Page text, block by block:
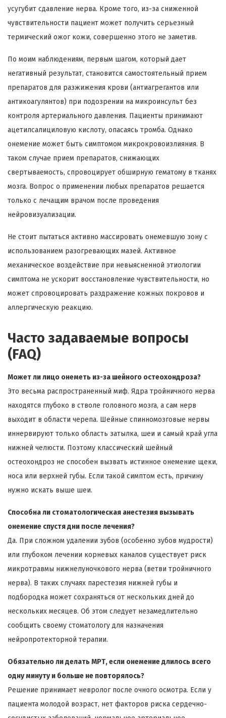
усугубит сдавление нерва. Кроме того, из-за сниженной
чувствительности пациент может получить серьезный
термический ожог кожи, совершенно этого не заметив.
По моим наблюдениям, первым шагом, который дает
негативный результат, становится самостоятельный прием
препаратов для разжижения крови (антиагрегантов или
антикоагулянтов) при подозрении на микроинсульт без
контроля артериального давления. Пациенты принимают
ацетилсалициловую кислоту, опасаясь тромба. Однако
онемение может быть симптомом микрокровоизлияния. В
таком случае прием препаратов, снижающих
свертываемость, спровоцирует обширную гематому в тканях
мозга. Вопрос о применении любых препаратов решается
только с лечащим врачом после проведения
нейровизуализации.
Не стоит пытаться активно массировать онемевшую зону с
использованием разогревающих мазей. Активное
механическое воздействие при невыясненной этиологии
симптома не ускорит восстановление чувствительности, но
может спровоцировать раздражение кожных покровов и
аллергическую реакцию.
Часто задаваемые вопросы
(FAQ)
Может ли лицо онеметь из-за шейного остеохондроза?
Это весьма распространенный миф. Ядра тройничного нерва
находятся глубоко в стволе головного мозга, а сам нерв
выходит в области черепа. Шейные спинномозговые нервы
иннервируют только область затылка, шеи и самый край угла
нижней челюсти. Поэтому классический шейный
остеохондроз не способен вызвать истинное онемение щеки,
носа или верхней губы. Если такой симптом есть, причину
нужно искать выше шеи.
Способна ли стоматологическая анестезия вызывать
онемение спустя дни после лечения?
Да. При сложном удалении зубов (особенно зубов мудрости)
или глубоком лечении корневых каналов существует риск
микротравмы нижнелуночкового нерва (ветви тройничного
нерва). В таких случаях парестезия нижней губы и
подбородка может сохраняться от нескольких дней до
нескольких месяцев. Об этом следует незамедлительно
сообщить своему стоматологу для назначения
нейропротекторной терапии.
Обязательно ли делать МРТ, если онемение длилось всего
одну минуту и больше не повторялось?
Решение принимает невролог после очного осмотра. Если у
пациента молодой возраст, нет факторов риска сердечно-